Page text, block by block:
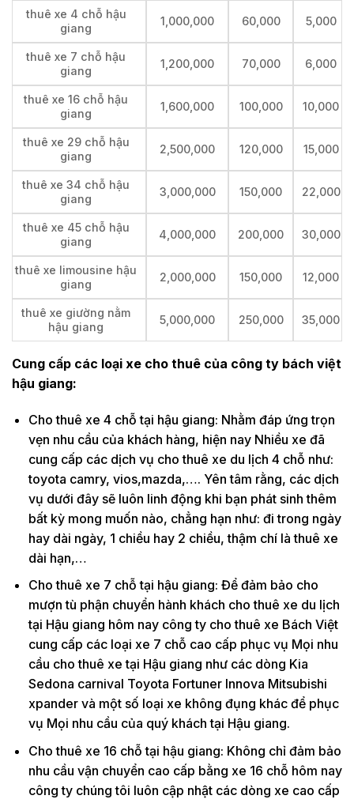
thuê xe 4 chỗ hậu
giang
1,000,000 60,000 5,000
thuê xe 7 chỗ hậu
giang
1,200,000 70,000 6,000
thuê xe 16 chỗ hậu
giang
1,600,000 100,000 10,000
thuê xe 29 chỗ hậu
giang
2,500,000 120,000 15,000
thuê xe 34 chỗ hậu
giang
3,000,000 150,000 22,000
thuê xe 45 chỗ hậu
giang
4,000,000 200,000 30,000
thuê xe limousine hậu
giang
2,000,000 150,000 12,000
thuê xe giường nằm
hậu giang
5,000,000 250,000 35,000
Cung cấp các loại xe cho thuê của công ty bách việt
hậu giang:
Cho thuê xe 4 chỗ tại hậu giang: Nhằm đáp ứng trọn
vẹn nhu cầu của khách hàng, hiện nay Nhiều xe đã
cung cấp các dịch vụ cho thuê xe du lịch 4 chỗ như:
toyota camry, vios,mazda,…. Yên tâm rằng, các dịch
vụ dưới đây sẽ luôn linh động khi bạn phát sinh thêm
bất kỳ mong muốn nào, chẳng hạn như: đi trong ngày
hay dài ngày, 1 chiều hay 2 chiều, thậm chí là thuê xe
dài hạn,…
Cho thuê xe 7 chỗ tại hậu giang: Để đảm bảo cho
mượn tù phận chuyển hành khách cho thuê xe du lịch
tại Hậu giang hôm nay công ty cho thuê xe Bách Việt
cung cấp các loại xe 7 chỗ cao cấp phục vụ Mọi nhu
cầu cho thuê xe tại Hậu giang như các dòng Kia
Sedona carnival Toyota Fortuner Innova Mitsubishi
xpander và một số loại xe không đụng khác để phục
vụ Mọi nhu cầu của quý khách tại Hậu giang.
Cho thuê xe 16 chỗ tại hậu giang: Không chỉ đảm bảo
nhu cầu vận chuyển cao cấp bằng xe 16 chỗ hôm nay
công ty chúng tôi luôn cập nhật các dòng xe cao cấp